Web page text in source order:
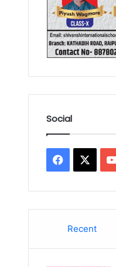
Social
Facebook
Recent